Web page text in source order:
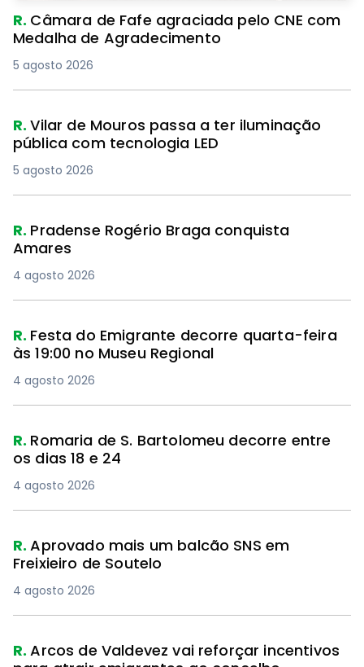
R. Câmara de Fafe agraciada pelo CNE com
Medalha de Agradecimento
5 agosto 2026
R.Vilar de Mouros passa a ter iluminação
pública com tecnologia LED
5 agosto 2026
R. Pradense Rogério Braga conquista
Amares
4 agosto 2026
R. Festa do Emigrante decorre quarta-feira
às 19:00 no Museu Regional
4 agosto 2026
R. Romaria de S. Bartolomeu decorre entre
os dias 18 e 24
4 agosto 2026
R.Aprovado mais um balcão SNS em
Freixieiro de Soutelo
4 agosto 2026
R.Arcos de Valdevez vai reforçar incentivos